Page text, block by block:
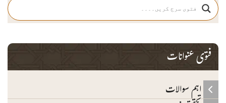
فتوی عنوانات
اہم سوالات